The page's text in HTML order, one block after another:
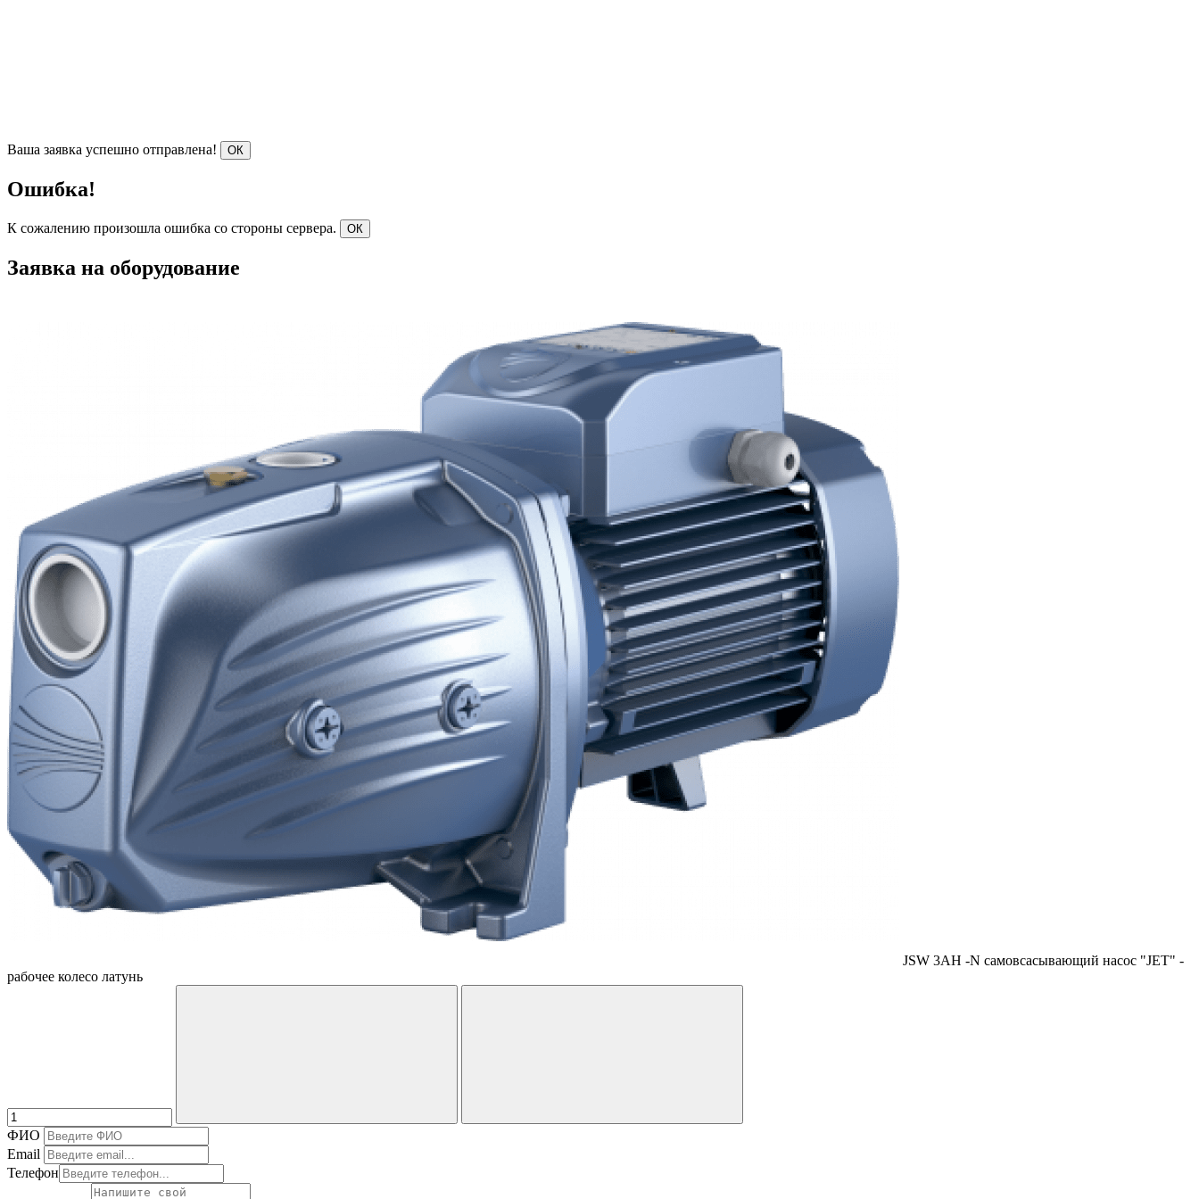
Ваша заявка успешно отправлена! ОК
Ошибка!
К сожалению произошла ошибка со стороны сервера. ОК
Заявка на оборудование
JSW 3AH -N самовсасывающий насос "JET" -
рабочее колесо латунь
ФИО
Email
Телефон